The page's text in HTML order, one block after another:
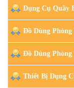
Dụng Cụ Quầy
Đồ Dùng Phòng
Đồ Dùng Phòng
Thiết Bị Dụng